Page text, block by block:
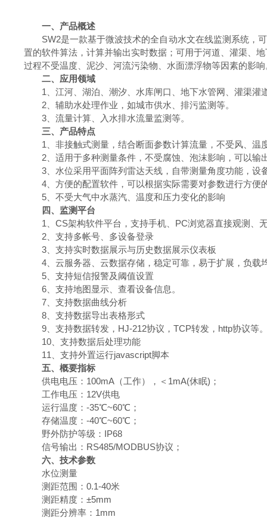
一、产品概述
SW2是一款基于微波技术的全自动水文在线监测系统，
置的软件算法，计算并输出实时数据 ；可用于河道、灌渠、
过程不受温度、泥沙、河流污染物、水面漂浮物等因素的影响
二、应用领域
1、江河、湖泊、潮汐、水库闸口、地下水管网、灌渠灌
2、辅助水处理作业，如城市供水、排污监测等。
3、流量计算、入水排水流量监测等。
三、产品特点
1、非接触式测量，结合断面参数计算流量，不受风、温
2、适用于多种测量条件，不受腐蚀、泡沫影响，可以输
3、水位采用平面阵列雷达天线，自带测量角度功能，设
4、方便的配置软件，可以根据实际需要对参数进行方便
5、不受大气中水蒸汽、温度和压力变化的影响
四、监测平台
1、CS架构软件平台，支持手机、PC浏览器直接观测、
2、支持多帐号、多设备登录
3、支持实时数据展示与历史数据展示仪表板
4、云服务器、云数据存储，稳定可靠，易于扩展，负载
5、支持短信报警及阈值设置
6、支持地图显示、查看设备信息。
7、支持数据曲线分析
8、支持数据导出表格形式
9、支持数据转发，HJ-212协议，TCP转发，http协议等
10、支持数据后处理功能
11、支持外置运行javascript脚本
五、概要指标
供电电压：100mA（工作），＜1mA(休眠)；
工作电压：12V供电
运行温度：-35℃~60℃；
存储温度：-40℃~60℃；
野外防护等级：IP68
信号输出：RS485/MODBUS协议；
六、技术参数
水位测量
测距范围：0.1-40米
测距精度：±5mm
测距分辨率：1mm